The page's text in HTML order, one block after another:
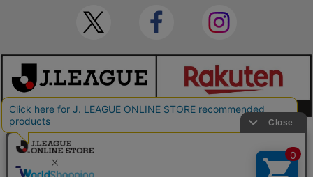
本サイトで使用している文章・画像等の無断での複製・転載を禁止します。
© JAPAN PROFESSIONAL FOOTBALL LEAGUE Rakuten Group, Inc. ALL RIGHTS RE